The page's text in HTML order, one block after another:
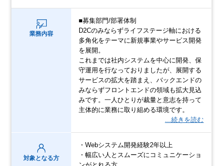
業務内容
■募集部門/部署体制
D2Cのみならずライフステージ軸における
多角化をテーマに新規事業やサービス開発
を展開。
これまでは社内システムを中心に開発、保
守運用を行なっておりましたが、展開する
サービスの拡大を踏まえ、バックエンドの
みならずフロントエンドの領域も拡大見込
みです。一人ひとりが裁量と意志を持って
主体的に業務に取り組める環境です。
…続きを読む
対象となる方
・Webシステム開発経験2年以上
・幅広い人とスムーズにコミュニケーショ